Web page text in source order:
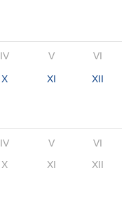
IV V VI
X XI XII
IV V
VI
X XI XII